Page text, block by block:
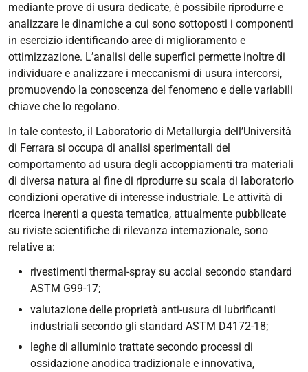
mediante prove di usura dedicate, è possibile riprodurre e
analizzare le dinamiche a cui sono sottoposti i componenti
in esercizio identificando aree di miglioramento e
ottimizzazione. L’analisi delle superfici permette inoltre di
individuare e analizzare i meccanismi di usura intercorsi,
promuovendo la conoscenza del fenomeno e delle variabili
chiave che lo regolano.
In tale contesto, il Laboratorio di Metallurgia dell’Università
di Ferrara si occupa di analisi sperimentali del
comportamento ad usura degli accoppiamenti tra materiali
di diversa natura al fine di riprodurre su scala di laboratorio
condizioni operative di interesse industriale. Le attività di
ricerca inerenti a questa tematica, attualmente pubblicate
su riviste scientifiche di rilevanza internazionale, sono
relative a:
rivestimenti thermal-spray su acciai secondo standard
ASTM G99-17;
valutazione delle proprietà anti-usura di lubrificanti
industriali secondo gli standard ASTM D4172-18;
leghe di alluminio trattate secondo processi di
ossidazione anodica tradizionale e innovativa,